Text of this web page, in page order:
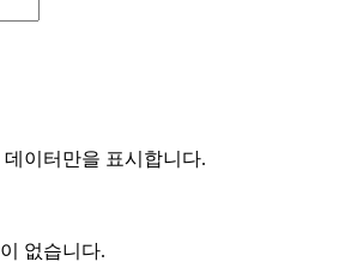
이터만을 표시합니다.
없습니다.